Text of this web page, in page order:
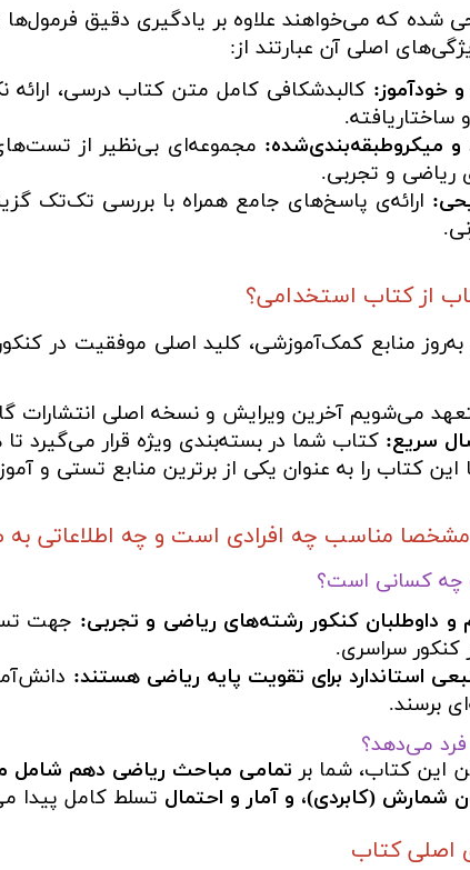
شده که می‌خواهند علاوه بر یادگیری دقیق
اصلی آن عبارتند از:
خودآموز: کالبدشکافی کامل متن کتاب درسی،
ساختاریافته.
و میکروطبقه‌بندی‌شده: مجموعه‌ای بی‌نظیر از
ریاضی و تجربی.
ارائه‌ی پاسخ‌های جامع همراه با بررسی تک‌تک
از کتاب استخدامی؟
منابع کمک‌آموزشی، کلید اصلی موفقیت در کنکور
می‌شویم آخرین ویرایش و نسخه اصلی انتشارات
سریع: کتاب شما در بسته‌بندی ویژه قرار می‌گیرد
این کتاب را به عنوان یکی از برترین منابع تستی
مناسب چه افرادی است و چه اطلاعاتی به
کسانی است؟
و داوطلبان کنکور رشته‌های ریاضی و تجربی: جهت
سراسری.
استاندارد برای تقویت پایه ریاضی هستند:
برسند.
فرد می‌دهد؟
این کتاب، شما بر تمامی مباحث ریاضی دهم شامل
شمارش (کابردی)، و آمار و احتمال تسلط کامل پیدا
کتاب